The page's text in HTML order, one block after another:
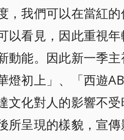
，我們可以在當紅
以看見， 因此重視
能。 因此新一季
燈初上」、「西遊
文化對人的影響不
所呈現的樣貌，宣